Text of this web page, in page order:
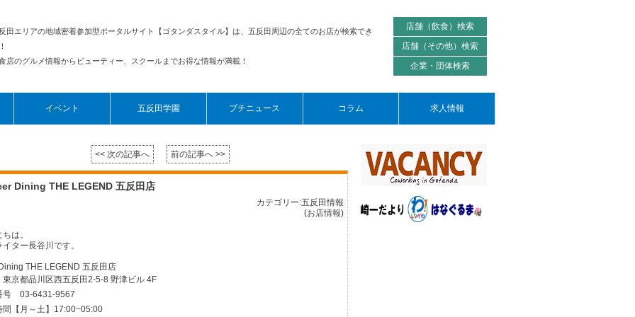
田エリアの地域密着参加型ポータルサイト【ゴタンダスタイル】は、五反田周辺の全てのお店が検索でき
店のグルメ情報からビューティー、スクールまでお得な情報が満載！
店舗（飲食）検索
店舗（その他）検索
企業・団体検索
イベント 五反田学園 プチニュース コラム 求人情報
<< 次の記事へ 前の記事へ >>
Dining THE LEGEND 五反田店
カテゴリー:五反田情報
(お店情報)
は。
ター長谷川です。
THE LEGEND 五反田店
京都品川区西五反田2-5-8 野津ビル 4F
号 03-6431-9567
間【月～土】17:00~05:00